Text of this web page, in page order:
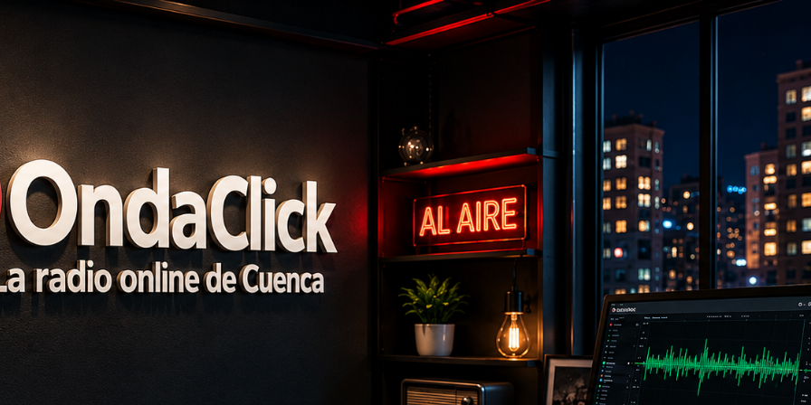
Get 30% off your first purchase